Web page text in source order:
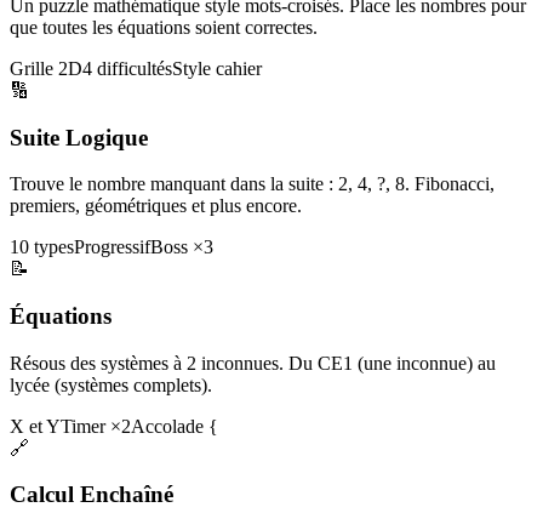
Un puzzle mathématique style mots-croisés. Place les nombres pour
que toutes les équations soient correctes.
Grille 2D4 difficultésStyle cahier
🔢
Suite Logique
Trouve le nombre manquant dans la suite : 2, 4, ?, 8. Fibonacci,
premiers, géométriques et plus encore.
10 typesProgressifBoss ×3
📝
Équations
Résous des systèmes à 2 inconnues. Du CE1 (une inconnue) au
lycée (systèmes complets).
X et YTimer ×2Accolade {
🔗
Calcul Enchaîné